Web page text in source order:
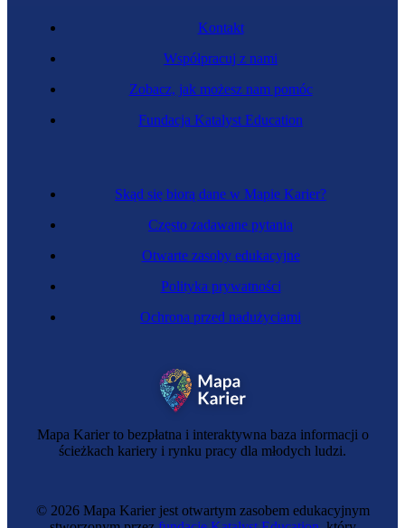
Mapa Karier to bezpłatna i interaktywna baza informacji o
ścieżkach kariery i rynku pracy dla młodych ludzi.
Skąd się biorą dane w Mapie Karier?
Często zadawane pytania
Otwarte zasoby edukacyjne
Polityka prywatności
Ochrona przed nadużyciami
Kontakt
Współpracuj z nami
Zobacz, jak możesz nam pomóc
Fundacja Katalyst Education
© 2026 Mapa Karier jest otwartym zasobem edukacyjnym